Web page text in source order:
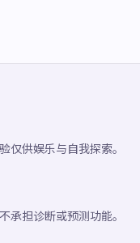
仅供娱乐与自我探索。
承担诊断或预测功能。